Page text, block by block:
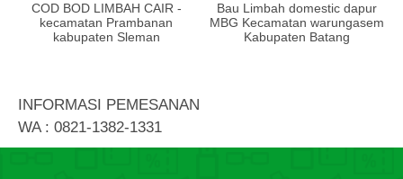
COD BOD LIMBAH CAIR -
kecamatan Prambanan
kabupaten Sleman
Bau Limbah domestic dapur
MBG Kecamatan warungasem
Kabupaten Batang
INFORMASI PEMESANAN
WA : 0821-1382-1331